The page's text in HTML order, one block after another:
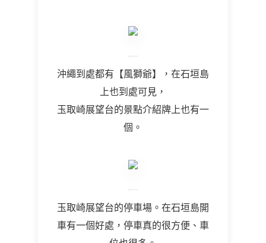
沖繩到處都有【風獅爺】，在石垣島
上也到處可見，
玉取崎展望台的景點介紹牌上也有一
個。
玉取崎展望台的停車場。在石垣島開
車有一個好處，停車真的很方便、車